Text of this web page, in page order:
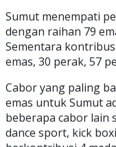
Sumut menempati
dengan raihan 79
Sementara
emas, 30 perak, 57
Cabor yang paling
emas untuk Sumut
beberapa cabor
dance sport, kick